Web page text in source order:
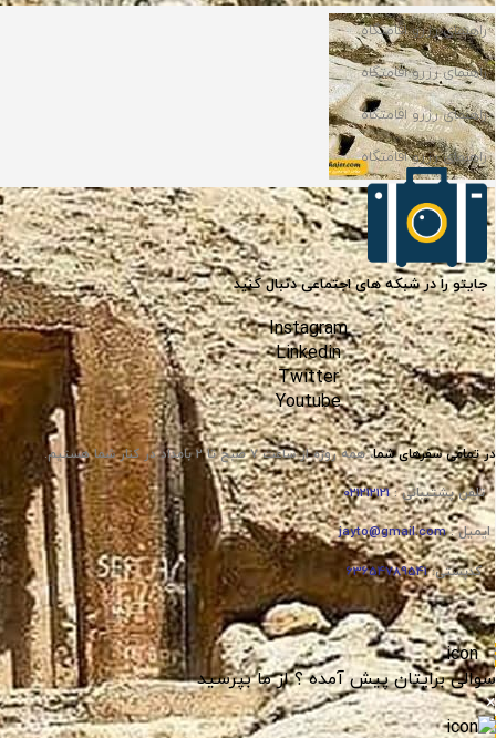
راهنمای رزرو اقامتگاه
راهنمای رزرو اقامتگاه
راهنمای رزرو اقامتگاه
راهنمای رزرو اقامتگاه
جایتو را در شبکه های اجتماعی دنبال کنید
Instagram
Linkedin
Twitter
Youtube
در تمامی سفر‌های شما،همه روزه از ساعت ۷ صبح تا ۲ بامداد در کنار شما هستیم.
تلفن پشتیبانی :021212121
ایمیل :jayto@gmail.com
کدپستی:63654789541
سوالی برایتان پیش آمده ؟ از ما بپرسید
×